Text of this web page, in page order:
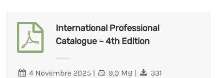
International Professional
Catalogue – 4th Edition
4 Novembre 2025 | 9,0 MB | 331